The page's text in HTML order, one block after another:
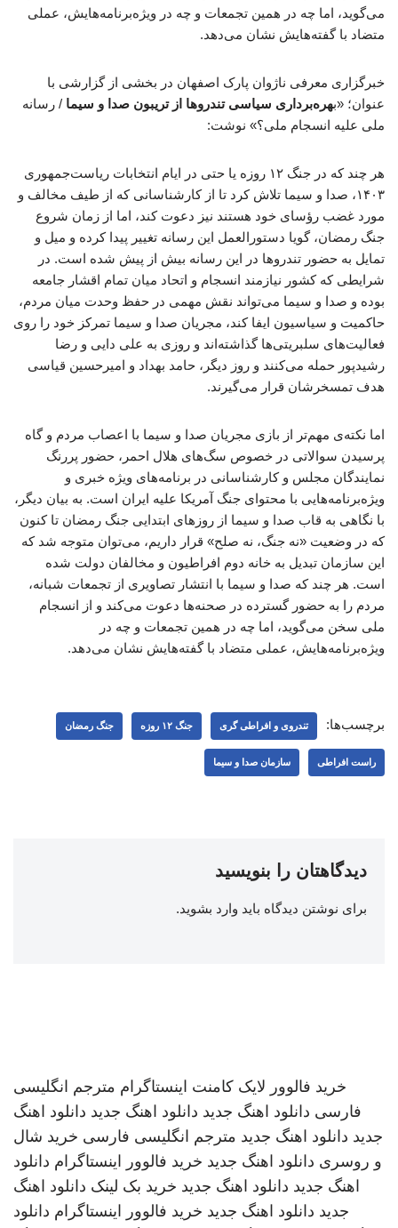
می‌گوید، اما چه در همین تجمعات و چه در ویژه‌برنامه‌هایش، عملی
متضاد با گفته‌هایش نشان می‌دهد.
خبرگزاری معرفی ناژوان پارک اصفهان در بخشی از گزارشی با
عنوان؛ «بهره‌برداری سیاسی تندروها از تریبون‌ صدا و سیما / رسانه
ملی علیه انسجام ملی؟» نوشت:
هر چند که در جنگ ۱۲ روزه یا حتی در ایام انتخابات ریاست‌جمهوری
۱۴۰۳، صدا و سیما تلاش کرد تا از کارشناسانی که از طیف مخالف و
مورد غضب رؤسای خود هستند نیز دعوت کند، اما از زمان شروع
جنگ رمضان، گویا دستورالعمل این رسانه تغییر پیدا کرده و میل و
تمایل به حضور تندروها در این رسانه بیش از پیش شده است. در
شرایطی که کشور نیازمند انسجام و اتحاد میان تمام اقشار جامعه
بوده و صدا و سیما می‌تواند نقش مهمی در حفظ وحدت میان مردم،
حاکمیت و سیاسیون ایفا کند، مجریان صدا و سیما تمرکز خود را روی
فعالیت‌های سلبریتی‌ها گذاشته‌اند و روزی به علی دایی و رضا
رشیدپور حمله می‌کنند و روز دیگر، حامد بهداد و امیرحسین قیاسی
هدف تمسخرشان قرار می‌گیرند.
اما نکته‌ی مهم‌تر از بازی مجریان صدا و سیما با اعصاب مردم و گاه
پرسیدن سوالاتی در خصوص سگ‌های هلال احمر، حضور پررنگ
نمایندگان مجلس و کارشناسانی در برنامه‌های ویژه خبری و
ویژه‌برنامه‌هایی با محتوای جنگ آمریکا علیه ایران است. به بیان دیگر،
با نگاهی به قاب صدا و سیما از روزهای ابتدایی جنگ رمضان تا کنون
که در وضعیت «نه جنگ، نه صلح» قرار داریم، می‌توان متوجه شد که
این سازمان تبدیل به خانه دوم افراطیون و مخالفان دولت شده
است. هر چند که صدا و سیما با انتشار تصاویری از تجمعات شبانه،
مردم را به حضور گسترده در صحنه‌ها دعوت می‌کند و از انسجام
ملی سخن می‌گوید، اما چه در همین تجمعات و چه در
ویژه‌برنامه‌هایش، عملی متضاد با گفته‌هایش نشان می‌دهد.
برچسب‌ها: تندروی و افراطی گری جنگ ۱۲ روزه جنگ رمضان
راست افراطی سازمان صدا و سیما
دیدگاهتان را بنویسید
برای نوشتن دیدگاه باید وارد بشوید.
خرید فالوور لایک کامنت اینستاگرام مترجم انگلیسی
فارسی دانلود اهنگ جدید دانلود اهنگ جدید دانلود اهنگ
جدید دانلود اهنگ جدید مترجم انگلیسی فارسی خرید شال
و روسری دانلود اهنگ جدید خرید فالوور اینستاگرام دانلود
اهنگ جدید دانلود اهنگ جدید خرید بک لینک دانلود اهنگ
جدید دانلود اهنگ جدید خرید فالوور اینستاگرام دانلود